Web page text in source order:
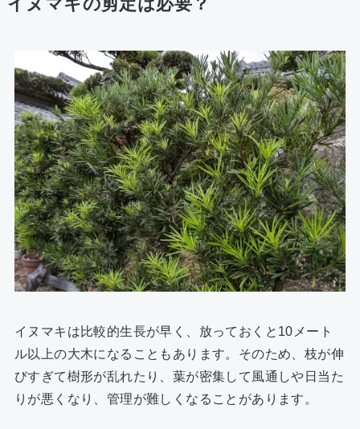
イヌマキは比較的生長が早く、放っておくと10メート
ル以上の大木になることもあります。そのため、枝が伸
びすぎて樹形が乱れたり、葉が密集して風通しや日当た
りが悪くなり、管理が難しくなることがあります。